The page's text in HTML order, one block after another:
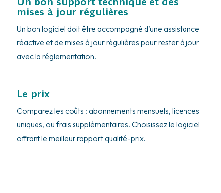
mises à jour régulières
Un bon logiciel doit être accompagné d’une assistance
réactive et de mises à jour régulières pour rester à jour
avec la réglementation.
Le prix
Comparez les coûts : abonnements mensuels, licences
uniques, ou frais supplémentaires. Choisissez le logiciel
offrant le meilleur rapport qualité-prix.